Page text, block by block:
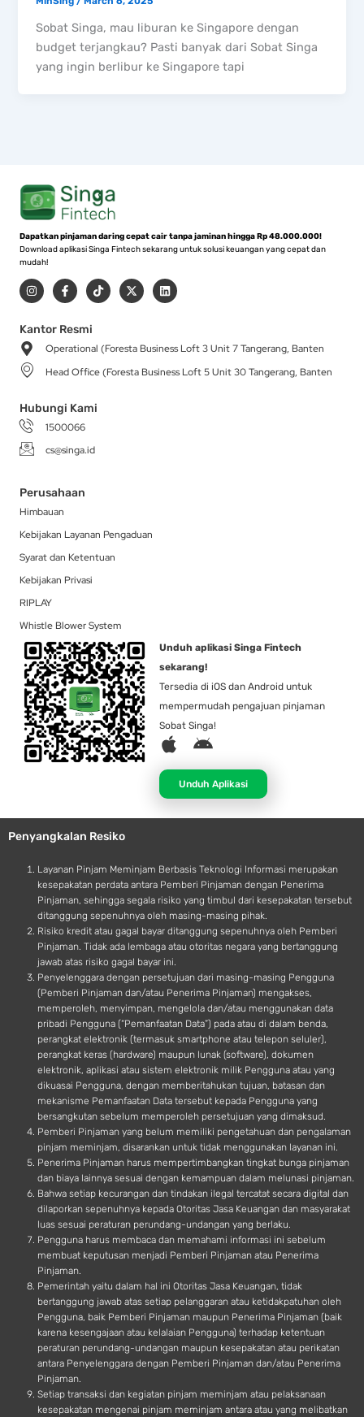
Sobat Singa, mau liburan ke Singapore dengan
budget terjangkau? Pasti banyak dari Sobat Singa
yang ingin berlibur ke Singapore tapi
Dapatkan pinjaman daring cepat cair tanpa jaminan hingga Rp 48.000.000!
Download aplikasi Singa Fintech sekarang untuk solusi keuangan yang cepat dan
mudah!
I
n
s
a
g
r
a
m
F
a
c
b
o
-
T
i
k
X
-
t
t
r
L
i
n
i
Kantor Resmi
Operational (Foresta Business Loft 3 Unit 7 Tangerang, Banten
Head Office (Foresta Business Loft 5 Unit 30 Tangerang, Banten
Hubungi Kami
1500066
cs@singa.id
Perusahaan
Himbauan
Kebijakan Layanan Pengaduan
Syarat dan Ketentuan
Kebijakan Privasi
RIPLAY
Whistle Blower System
Unduh aplikasi Singa Fintech
sekarang!
Tersedia di iOS dan Android untuk
mempermudah pengajuan pinjaman
Sobat Singa!
A
p
l
e
A
d
r
o
d
Unduh Aplikasi
Penyangkalan Resiko
Layanan Pinjam Meminjam Berbasis Teknologi Informasi merupakan
kesepakatan perdata antara Pemberi Pinjaman dengan Penerima
Pinjaman, sehingga segala risiko yang timbul dari kesepakatan tersebut
ditanggung sepenuhnya oleh masing-masing pihak.
Risiko kredit atau gagal bayar ditanggung sepenuhnya oleh Pemberi
Pinjaman. Tidak ada lembaga atau otoritas negara yang bertanggung
jawab atas risiko gagal bayar ini.
Penyelenggara dengan persetujuan dari masing-masing Pengguna
(Pemberi Pinjaman dan/atau Penerima Pinjaman) mengakses,
memperoleh, menyimpan, mengelola dan/atau menggunakan data
pribadi Pengguna (“Pemanfaatan Data”) pada atau di dalam benda,
perangkat elektronik (termasuk smartphone atau telepon seluler),
perangkat keras (hardware) maupun lunak (software), dokumen
elektronik, aplikasi atau sistem elektronik milik Pengguna atau yang
dikuasai Pengguna, dengan memberitahukan tujuan, batasan dan
mekanisme Pemanfaatan Data tersebut kepada Pengguna yang
bersangkutan sebelum memperoleh persetujuan yang dimaksud.
Pemberi Pinjaman yang belum memiliki pengetahuan dan pengalaman
pinjam meminjam, disarankan untuk tidak menggunakan layanan ini.
Penerima Pinjaman harus mempertimbangkan tingkat bunga pinjaman
dan biaya lainnya sesuai dengan kemampuan dalam melunasi pinjaman.
Bahwa setiap kecurangan dan tindakan ilegal tercatat secara digital dan
dilaporkan sepenuhnya kepada Otoritas Jasa Keuangan dan masyarakat
luas sesuai peraturan perundang-undangan yang berlaku.
Pengguna harus membaca dan memahami informasi ini sebelum
membuat keputusan menjadi Pemberi Pinjaman atau Penerima
Pinjaman.
Pemerintah yaitu dalam hal ini Otoritas Jasa Keuangan, tidak
bertanggung jawab atas setiap pelanggaran atau ketidakpatuhan oleh
Pengguna, baik Pemberi Pinjaman maupun Penerima Pinjaman (baik
karena kesengajaan atau kelalaian Pengguna) terhadap ketentuan
peraturan perundang-undangan maupun kesepakatan atau perikatan
antara Penyelenggara dengan Pemberi Pinjaman dan/atau Penerima
Pinjaman.
Setiap transaksi dan kegiatan pinjam meminjam atau pelaksanaan
kesepakatan mengenai pinjam meminjam antara atau yang melibatkan